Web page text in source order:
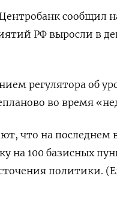
сообщил
РФ выросли в
регулятора об
во время
что на последнем
на 100 базисных
политики.